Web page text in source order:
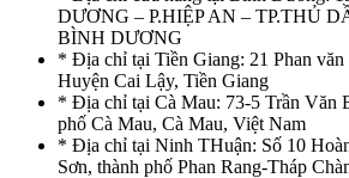
DƯƠNG – P.HIỆP AN – TP.THỦ
BÌNH DƯƠNG
* Địa chỉ tại Tiền Giang: 21 Phan
Huyện Cai Lậy, Tiền Giang
* Địa chỉ tại Cà Mau: 73-5 Trần Văn
phố Cà Mau, Cà Mau, Việt Nam
* Địa chỉ tại Ninh THuận: Số 10
Sơn, thành phố Phan Rang-Tháp